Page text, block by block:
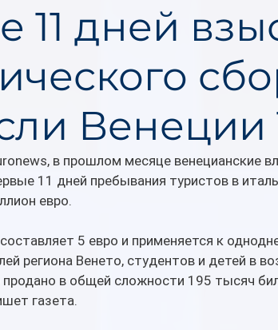
11 дней
Венеции
в прошлом месяце венецианские
11 дней пребывания туристов в
евро.
5 евро и применяется к
региона Венето, студентов и детей в
продано в общей сложности 195 тысяч
газета.